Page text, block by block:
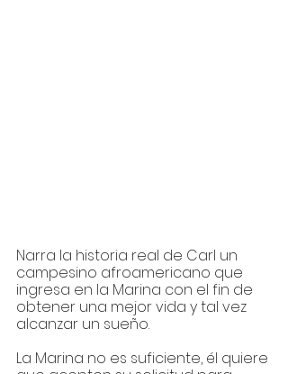
Narra la historia real de Carl un
campesino afroamericano que
ingresa en la Marina con el fin de
obtener una mejor vida y tal vez
alcanzar un sueño.
La Marina no es suficiente, él quiere